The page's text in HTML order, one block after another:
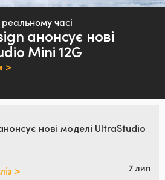
часі
анонсує нові
Mini 12G
>
нові моделі UltraStudio
> 7 лип